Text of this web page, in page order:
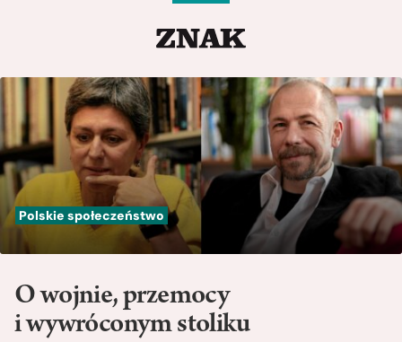
Polskie społeczeństwo
O wojnie, przemocy
i wywróconym stoliku